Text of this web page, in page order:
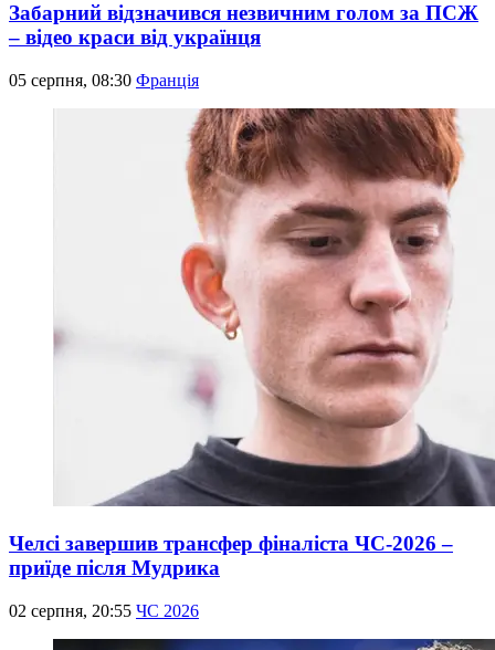
Забарний відзначився незвичним голом за ПСЖ
– відео краси від українця
05 серпня, 08:30 Франція
Челсі завершив трансфер фіналіста ЧС-2026 –
приїде після Мудрика
02 серпня, 20:55 ЧС 2026